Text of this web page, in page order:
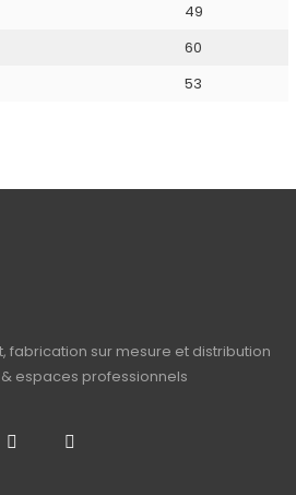
49
60
53
fabrication sur mesure et distribution
espaces professionnels